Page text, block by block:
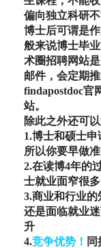
偏向独立科研
博士后可谓是
般来说博士毕
术圈招聘网站是
邮件，会定期
findapostdoc官
站。
除此之外还可
1.博士和硕士申
所以你要早做准
2.在读博4年的
士就业面窄很
3.商业和行业
还是面临就业
升
4.竞争优势！